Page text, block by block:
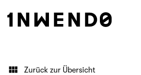
Zurück zur Übersicht